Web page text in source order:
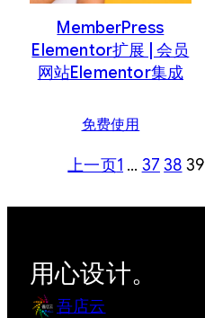
MemberPress
Elementor扩展 | 会员
网站Elementor集成
免费使用
上一页1 … 37 38 39
用心设计。
吾店云